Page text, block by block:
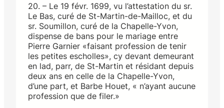
20. – Le 19 févr. 1699, vu l’attestation du sr.
Le Bas, curé de St-Martin-de-Mailloc, et du
sr. Soumillon, curé de la Chapelle-Yvon,
dispense de bans pour le mariage entre
Pierre Garnier «faisant profession de tenir
les petites escholles», cy devant demeurant
en lad, parr, de St-Martin et résidant depuis
deux ans en celle de la Chapelle-Yvon,
d’une part, et Barbe Houet, « n’ayant aucune
profession que de filer.»